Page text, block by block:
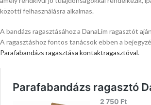
közötti felhasználásra alkalmas.
A bandázs ragasztásához a DanaLim ragasztót
A ragasztáshoz fontos tanácsok ebben a
Parafabandázs ragasztása kontaktragasztóval.